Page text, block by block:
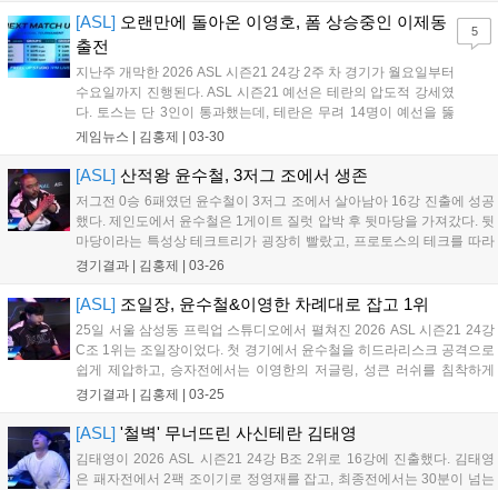
변...
[ASL] 오랜만에 돌아온 이영호, 폼 상승중인 이제동
출전
지난주 개막한 2026 ASL 시즌21 24강 2주 차 경기가 월요일부터
수요일까지 진행된다. ASL 시즌21 예선은 테란의 압도적 강세였
다. 토스는 단 3인이 통과했는데, 테란은 무려 14명이 예선을 뚫
고 본선에 합류하며 테란의 강세가 돋보였다. 그런 가운데, 1주 차
세상으로 만들었던 '...
게임뉴스 | 김홍제 03-30
5
[ASL] 산적왕 윤수철, 3저그 조에서 생존
저그전 0승 6패였던 윤수철이 3저그 조에서 살아남아 16강 진출에 성공
했다. 제인도에서 윤수철은 1게이트 질럿 압박 후 뒷마당을 가져갔다. 뒷
마당이라는 특성상 테크트리가 굉장히 빨랐고, 프로토스의 테크를 따라
잡기 어려웠던 임홍규는 스파이어가 아닌 히드라리스크로 커세어를 수
고, 임홍규는 다...
경기결과 | 김홍제 03-26
[ASL] 조일장, 윤수철&이영한 차례대로 잡고 1위
25일 서울 삼성동 프릭업 스튜디오에서 펼쳐진 2026 ASL 시즌21 24강
C조 1위는 조일장이었다. 첫 경기에서 윤수철을 히드라리스크 공격으로
쉽게 제압하고, 승자전에서는 이영한의 저글링, 성큰 러쉬를 침착하게
막아냈다. 1경기, 조일장과 윤수철은 무난한 초반을 보냈다. 다만, 윤수
지...
경기결과 | 김홍제 03-25
[ASL] '철벽' 무너뜨린 사신테란 김태영
김태영이 2026 ASL 시즌21 24강 B조 2위로 16강에 진출했다. 김태영
은 패자전에서 2팩 조이기로 정영재를 잡고, 최종전에서는 30분이 넘는